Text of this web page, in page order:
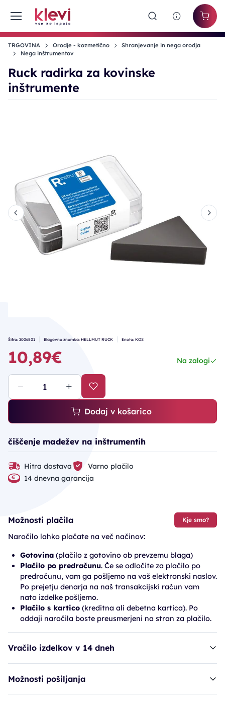
TRGOVINA Orodje - kozmetično
Shranjevanje in nega orodja
Nega inštrumentov
Ruck radirka za kovinske
inštrumente
Šifra: 2006801 Blagovna znamka: HELLMUT RUCK Enota: KOS
10,89€ Na zalogi
Dodaj v košarico
čiščenje madežev na inštrumentih
Hitra dostava
Varno plačilo
14 dnevna garancija
Možnosti plačila Kje smo?
Naročilo lahko plačate na več načinov:
Gotovina (plačilo z gotovino ob prevzemu blaga)
Plačilo po predračunu. Če se odločite za plačilo po
predračunu, vam ga pošljemo na vaš elektronski naslov.
Po prejetju denarja na naš transakcijski račun vam
nato izdelke pošljemo.
Plačilo s kartico (kreditna ali debetna kartica). Po
oddaji naročila boste preusmerjeni na stran za plačilo.
Vračilo izdelkov v 14 dneh
Možnosti pošiljanja